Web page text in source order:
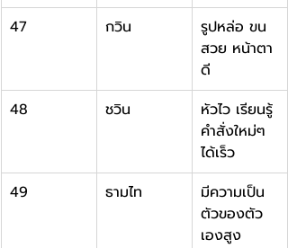
47
กวิน
รูปหล่อ ขน
สวย หน้าตา
ดี
48
ชวิน
หัวไว เรียนรู้
คำสั่งใหม่ๆ
ได้เร็ว
49
ธามไท
มีความเป็น
ตัวของตัว
เองสูง